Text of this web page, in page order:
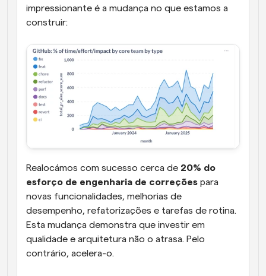
impressionante é a mudança no que estamos a
construir:
Realocámos com sucesso cerca de 20% do
esforço de engenharia de correções para
novas funcionalidades, melhorias de
desempenho, refatorizações e tarefas de rotina.
Esta mudança demonstra que investir em
qualidade e arquitetura não o atrasa. Pelo
contrário, acelera-o.